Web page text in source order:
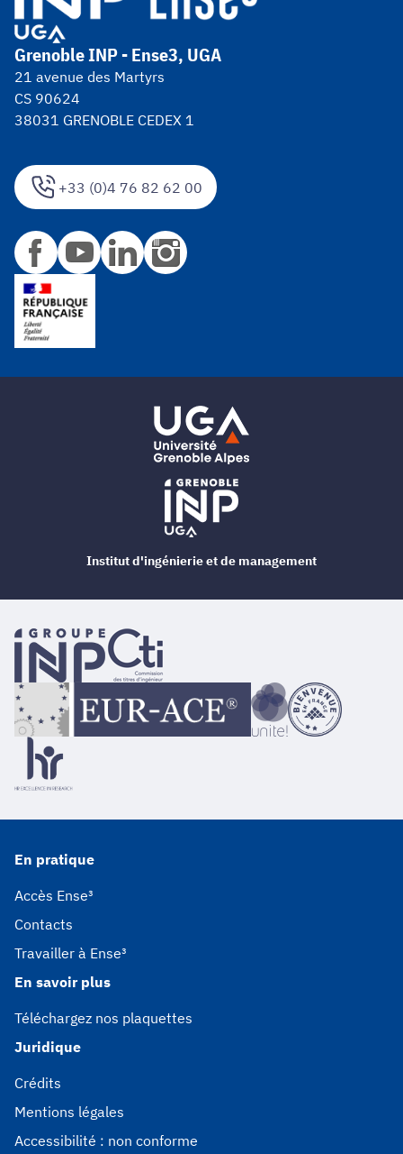
+33 (0)4 76 82 62 00
Grenoble INP - Ense3, UGA
21 avenue des Martyrs
CS 90624
38031 GRENOBLE CEDEX 1
En pratique
Accès Ense³
Contacts
Travailler à Ense³
En savoir plus
Téléchargez nos plaquettes
Juridique
Crédits
Mentions légales
Accessibilité : non conforme
Institut d'ingénierie et de management